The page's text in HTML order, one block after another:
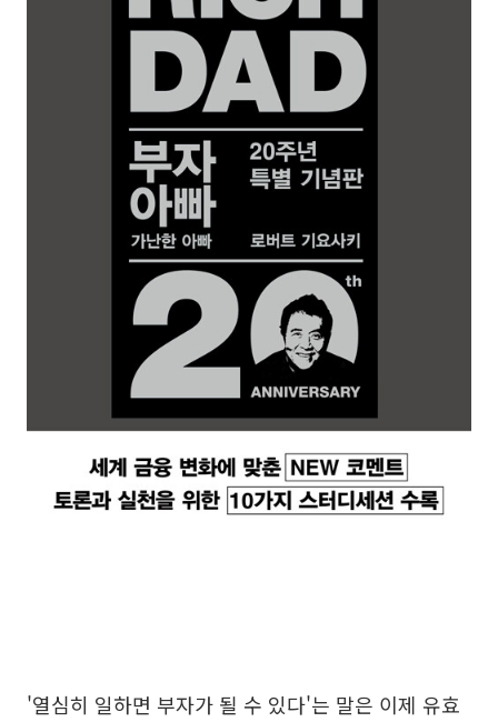
'열심히 일하면 부자가 될 수 있다'는 말은 이제 유효